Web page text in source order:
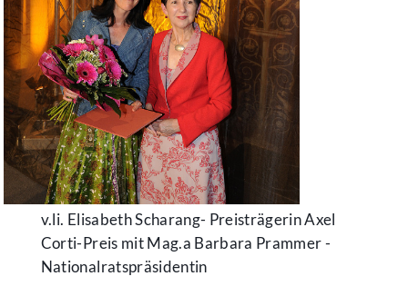
v.li. Elisabeth Scharang- Preisträgerin Axel
Corti-Preis mit Mag.a Barbara Prammer -
Nationalratspräsidentin